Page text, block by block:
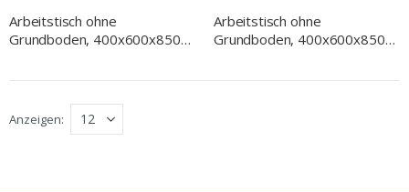
Arbeitstisch ohne
Grundboden, 400x600x850
Arbeitstisch ohne
Grundboden, 400x600x850
Anzeigen